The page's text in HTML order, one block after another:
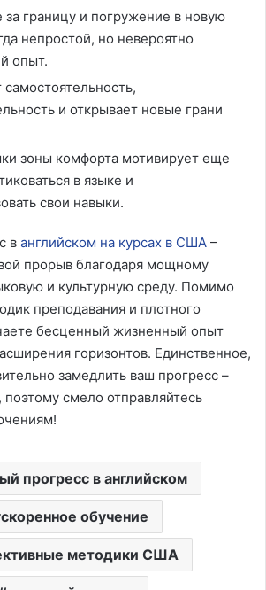
за границу и погружение в новую
непростой, но невероятно
опыт.
самостоятельность,
и открывает новые грани
зоны комфорта мотивирует еще
в языке и
свои навыки.
в английском на курсах в США –
прорыв благодаря мощному
и культурную среду. Помимо
преподавания и плотного
бесценный жизненный опыт
горизонтов. Единственное,
замедлить ваш прогресс –
смело отправляйтесь
прогресс в английском
обучение
методики США